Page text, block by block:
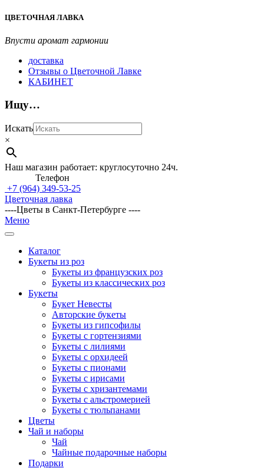
Перейти
содержимому
ЦВЕТОЧНАЯ ЛАВКА
Впусти аромат гармонии
доставка
Отзывы о Цветочной Лавке
КАБИНЕТ
Ищу…
Искать
×
Наш магазин работает: круглосуточно 24ч.
Телефон
+7 (964) 349-53-25
Цветочная лавка
----Цветы в Санкт-Петербурге ----
Главное
навигационное
Меню
Каталог
Букеты из роз
Букеты из французских роз
Букеты из классических роз
Букеты
Букет Невесты
Авторские букеты
Букеты из гипсофилы
Букеты с гортензиями
Букеты с лилиями
Букеты с орхидеей
Букеты с пионами
Букеты с ирисами
Букеты с хризантемами
Букеты с альстромерией
Букеты с тюльпанами
Цветы
Чай и наборы
Чай
Чайные подарочные наборы
Подарки